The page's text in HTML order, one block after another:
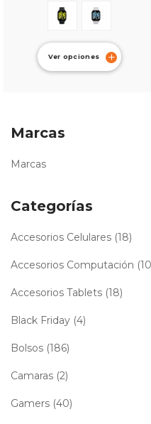
Ver opciones
Marcas
Marcas
Categorías
Accesorios Celulares (18)
Accesorios Computación
Accesorios Tablets (18)
Black Friday (4)
Bolsos (186)
Camaras (2)
Gamers (40)